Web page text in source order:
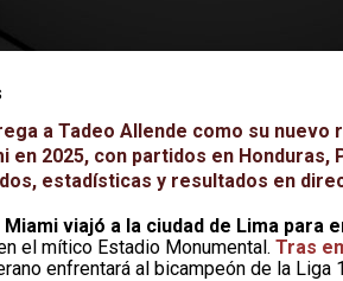
a Tadeo Allende como su nuevo
en 2025, con partidos en Honduras,
estadísticas y resultados en
Miami viajó a la ciudad de Lima
el mítico Estadio Monumental. Tras
enfrentará al bicampeón de la